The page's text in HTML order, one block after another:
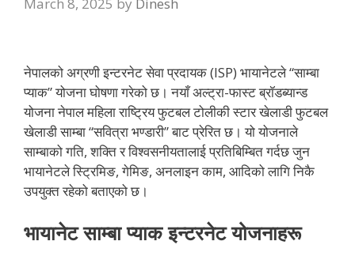
नेपालको अग्रणी इन्टरनेट सेवा प्रदायक (ISP) भायानेटले “साम्बा
प्याक” योजना घोषणा गरेको छ। नयाँ अल्ट्रा-फास्ट ब्रॉडब्यान्ड
योजना नेपाल महिला राष्ट्रिय फुटबल टोलीकी स्टार खेलाडी फुटबल
खेलाडी साम्बा “सवित्रा भण्डारी” बाट प्रेरित छ। यो योजनाले
साम्बाको गति, शक्ति र विश्वसनीयतालाई प्रतिबिम्बित गर्दछ जुन
भायानेटले स्ट्रिमिङ, गेमिङ, अनलाइन काम, आदिको लागि निकै
उपयुक्त रहेको बताएको छ।
भायानेट साम्बा प्याक इन्टरनेट योजनाहरू